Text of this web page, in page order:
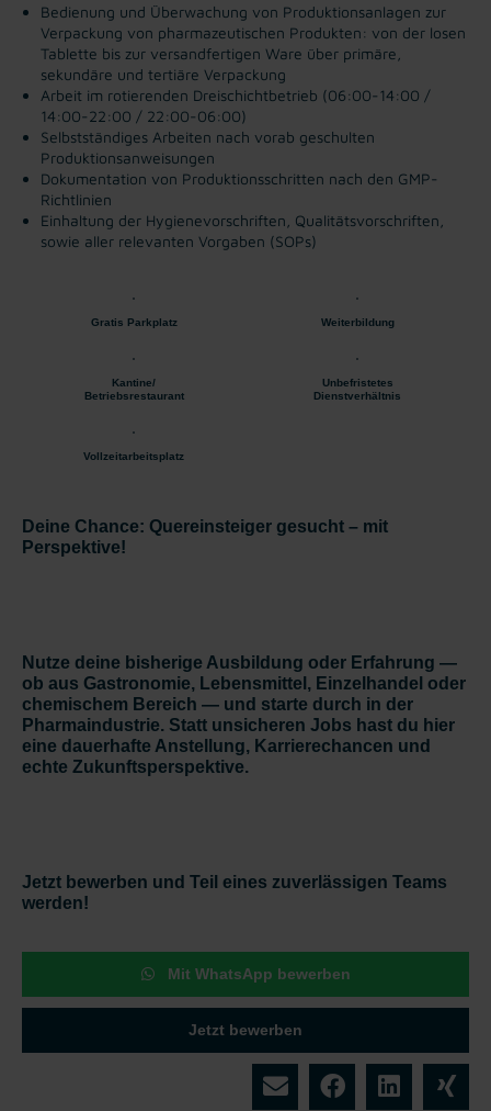
Bedienung und Überwachung von Produktionsanlagen zur
Verpackung von pharmazeutischen Produkten: von der losen
Tablette bis zur versandfertigen Ware über primäre,
sekundäre und tertiäre Verpackung
Arbeit im rotierenden Dreischichtbetrieb (06:00-14:00 /
14:00-22:00 / 22:00-06:00)
Selbstständiges Arbeiten nach vorab geschulten
Produktionsanweisungen
Dokumentation von Produktionsschritten nach den GMP-
Richtlinien
Einhaltung der Hygienevorschriften, Qualitätsvorschriften,
sowie aller relevanten Vorgaben (SOPs)
Gratis Parkplatz Weiterbildung
Kantine/
Betriebsrestaurant
Unbefristetes
Dienstverhältnis
Vollzeitarbeitsplatz
Deine Chance: Quereinsteiger gesucht – mit
Perspektive!
Nutze deine bisherige Ausbildung oder Erfahrung —
ob aus Gastronomie, Lebensmittel, Einzelhandel oder
chemischem Bereich — und starte durch in der
Pharmaindustrie. Statt unsicheren Jobs hast du hier
eine dauerhafte Anstellung, Karrierechancen und
echte Zukunftsperspektive.
Jetzt bewerben und Teil eines zuverlässigen Teams
werden!
Mit WhatsApp bewerben
Jetzt bewerben